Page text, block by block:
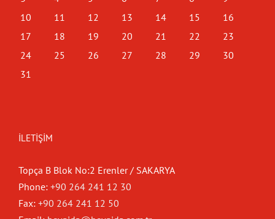
10
11 12 13 14 15
16
17
18 19 20 21 22
23
24
25 26 27 28 29
30
31
İLETIŞIM
Topça B Blok No:2 Erenler / SAKARYA
Phone: +90 264 241 12 30
Fax: +90 264 241 12 50